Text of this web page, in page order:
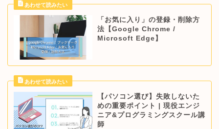
「お気に入り」の登録・削除方
法【Google Chrome /
Microsoft Edge】
【パソコン選び】失敗しないた
めの重要ポイント | 現役エンジ
ニア&プログラミングスクール講
師